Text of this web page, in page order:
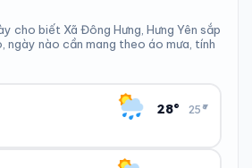
cho biết Xã Đông Hưng, Hưng Yên sắp
ngày nào cần mang theo áo mưa, tính
28° 25°
▾